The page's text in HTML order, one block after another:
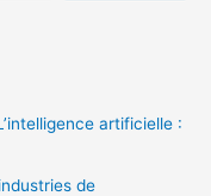
artificielle :
de